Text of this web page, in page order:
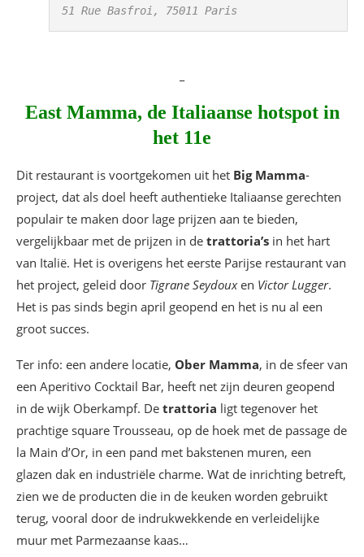
51 Rue Basfroi, 75011 Paris
East Mamma, de Italiaanse hotspot in
het 11e
Dit restaurant is voortgekomen uit het Big Mamma-
project, dat als doel heeft authentieke Italiaanse gerechten
populair te maken door lage prijzen aan te bieden,
vergelijkbaar met de prijzen in de trattoria’s in het hart
van Italië. Het is overigens het eerste Parijse restaurant van
het project, geleid door Tigrane Seydouxen Victor Lugger.
Het is pas sinds begin april geopend en het is nu al een
groot succes.
Ter info: een andere locatie, Ober Mamma, in de sfeer van
een Aperitivo Cocktail Bar, heeft net zijn deuren geopend
in de wijk Oberkampf. De trattoria ligt tegenover het
prachtige square Trousseau, op de hoek met de passage de
la Main d’Or, in een pand met bakstenen muren, een
glazen dak en industriële charme. Wat de inrichting betreft,
zien we de producten die in de keuken worden gebruikt
terug, vooral door de indrukwekkende en verleidelijke
muur met Parmezaanse kaas…